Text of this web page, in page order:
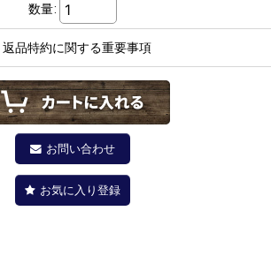
数量:
返品特約に関する重要事項
お問い合わせ
お気に入り登録